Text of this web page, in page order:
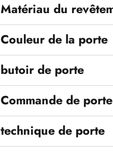
Matériau du
Couleur de la porte
butoir de porte
Commande de porte
technique de porte